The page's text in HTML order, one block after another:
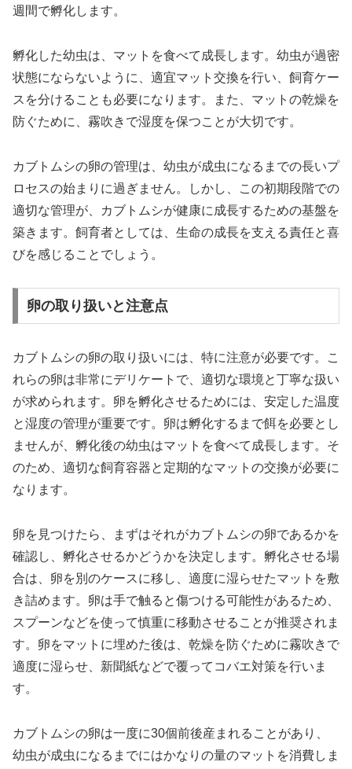
週間で孵化します。
孵化した幼虫は、マットを食べて成長します。幼虫が過密
状態にならないように、適宜マット交換を行い、飼育ケー
スを分けることも必要になります。また、マットの乾燥を
防ぐために、霧吹きで湿度を保つことが大切です。
カブトムシの卵の管理は、幼虫が成虫になるまでの長いプ
ロセスの始まりに過ぎません。しかし、この初期段階での
適切な管理が、カブトムシが健康に成長するための基盤を
築きます。飼育者としては、生命の成長を支える責任と喜
びを感じることでしょう。
卵の取り扱いと注意点
カブトムシの卵の取り扱いには、特に注意が必要です。こ
れらの卵は非常にデリケートで、適切な環境と丁寧な扱い
が求められます。卵を孵化させるためには、安定した温度
と湿度の管理が重要です。卵は孵化するまで餌を必要とし
ませんが、孵化後の幼虫はマットを食べて成長します。そ
のため、適切な飼育容器と定期的なマットの交換が必要に
なります。
卵を見つけたら、まずはそれがカブトムシの卵であるかを
確認し、孵化させるかどうかを決定します。孵化させる場
合は、卵を別のケースに移し、適度に湿らせたマットを敷
き詰めます。卵は手で触ると傷つける可能性があるため、
スプーンなどを使って慎重に移動させることが推奨されま
す。卵をマットに埋めた後は、乾燥を防ぐために霧吹きで
適度に湿らせ、新聞紙などで覆ってコバエ対策を行いま
す。
カブトムシの卵は一度に30個前後産まれることがあり、
幼虫が成虫になるまでにはかなりの量のマットを消費しま